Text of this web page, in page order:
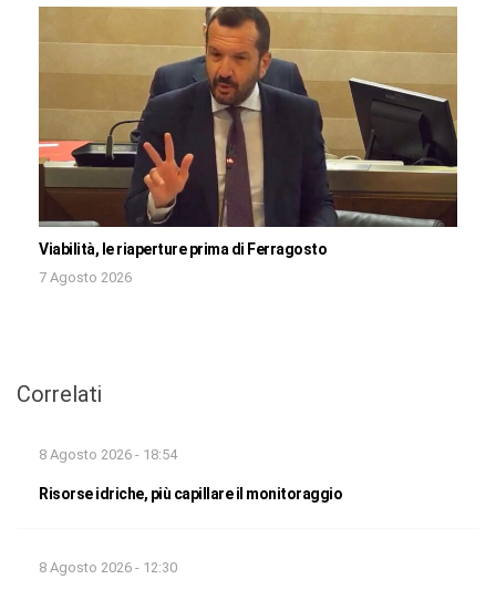
Viabilità, le riaperture prima di Ferragosto
7 Agosto 2026
Correlati
8 Agosto 2026 - 18:54
Risorse idriche, più capillare il monitoraggio
8 Agosto 2026 - 12:30